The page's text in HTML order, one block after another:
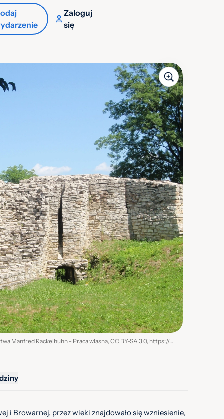
Zaloguj
się
Źródło / autor zdjęcia: Autorstwa Manfred Rackelhuhn - Praca własna, CC BY-SA 3.0, https://commons.wikimedia.org/w/index.php?curid=10941838
i Browarnej, przez wieki znajdowało się wzniesienie,